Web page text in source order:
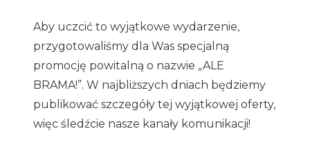
Aby uczcić to wyjątkowe wydarzenie,
przygotowaliśmy dla Was specjalną
promocję powitalną o nazwie „ALE
BRAMA!”. W najbliższych dniach będziemy
publikować szczegóły tej wyjątkowej oferty,
więc śledźcie nasze kanały komunikacji!